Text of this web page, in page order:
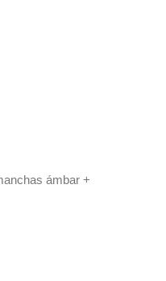
ámbar +